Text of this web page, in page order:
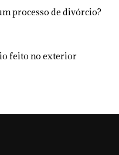
processo de divórcio?
feito no exterior